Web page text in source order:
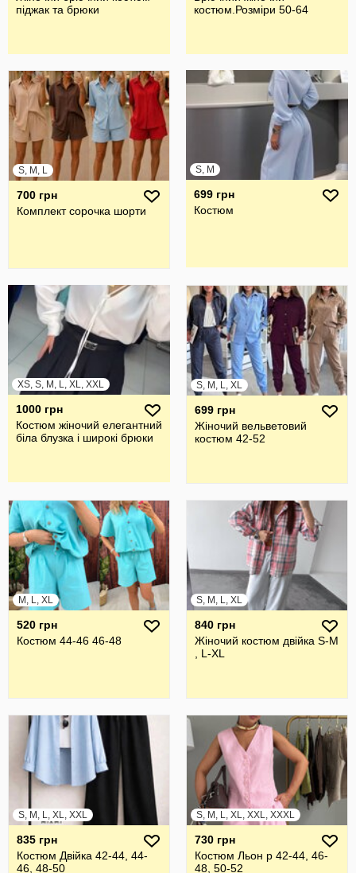
піджак та брюки
костюм.Розмiри 50-64
S, M, L
700 грн
Комплект сорочка шорти
S, M
699 грн
Костюм
XS, S, M, L, XL, XXL
1000 грн
Костюм жіночий елегантний
біла блузка і широкі брюки
S, M, L, XL
699 грн
Жіночий вельветовий
костюм 42-52
M, L, XL
520 грн
Костюм 44-46 46-48
S, M, L, XL
840 грн
Жіночий костюм двійка S-M
, L-XL
S, M, L, XL, XXL
835 грн
Костюм Двійка 42-44, 44-
46, 48-50
S, M, L, XL, XXL, XXXL
730 грн
Костюм Льон р 42-44, 46-
48, 50-52